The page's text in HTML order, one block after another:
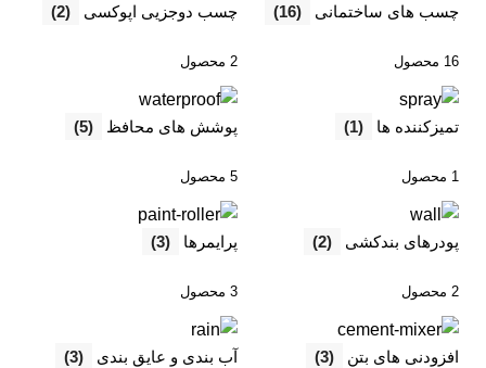
چسب های ساختمانی (16)
16 محصول
چسب دوجزیی اپوکسی (2)
2 محصول
تمیزکننده ها (1)
1 محصول
پوشش های محافظ (5)
5 محصول
پودرهای بندکشی (2)
2 محصول
پرایمرها (3)
3 محصول
افزودنی های بتن (3) آب بندی و عایق بندی (3)